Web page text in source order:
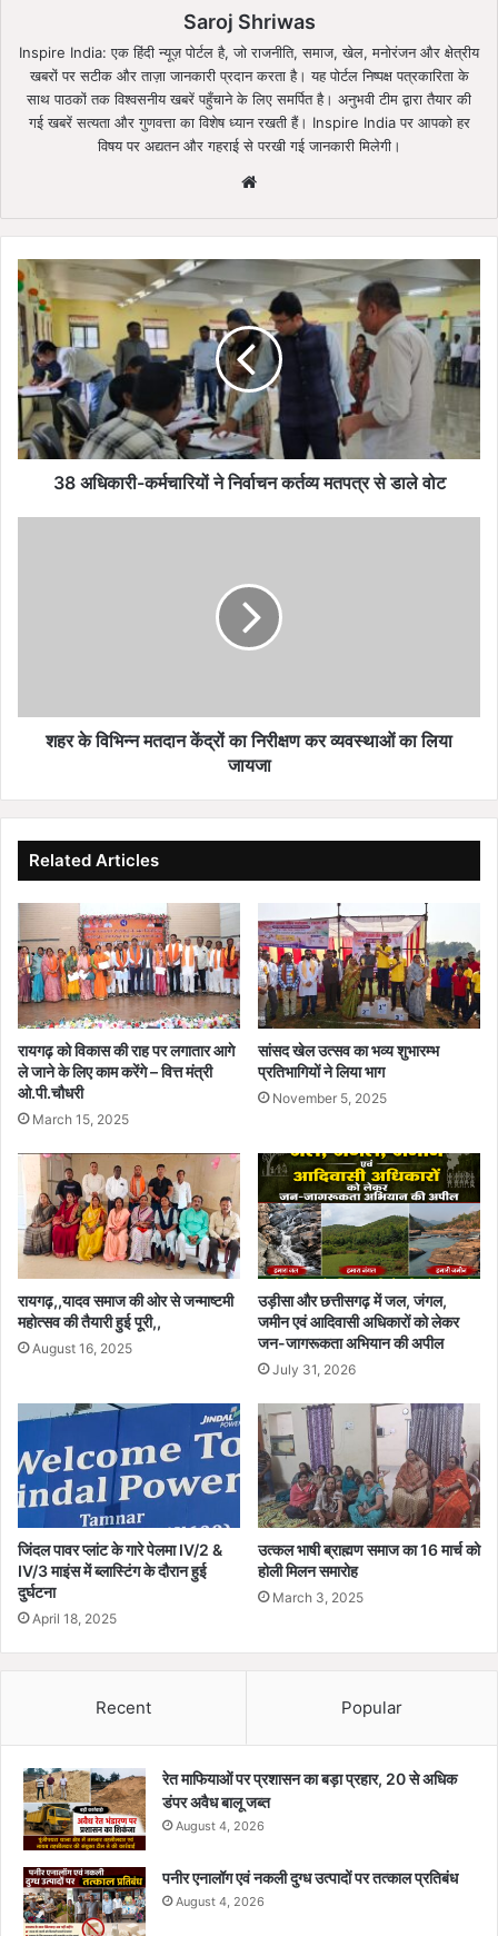
Saroj Shriwas
Inspire India: एक हिंदी न्यूज़ पोर्टल है, जो राजनीति, समाज, खेल, मनोरंजन और क्षेत्रीय
खबरों पर सटीक और ताज़ा जानकारी प्रदान करता है। यह पोर्टल निष्पक्ष पत्रकारिता के
साथ पाठकों तक विश्वसनीय खबरें पहुँचाने के लिए समर्पित है। अनुभवी टीम द्वारा तैयार की
गई खबरें सत्यता और गुणवत्ता का विशेष ध्यान रखती हैं। Inspire India पर आपको हर
विषय पर अद्यतन और गहराई से परखी गई जानकारी मिलेगी।
38
अधिकारी-
कर्मचारियों
ने
निर्वाचन
कर्तव्य
मतपत्र
से
डाले
38 अधिकारी-कर्मचारियों ने निर्वाचन कर्तव्य मतपत्र से डाले वोट
व्यवस्थाओं
शहर के विभिन्न मतदान केंद्रों का निरीक्षण कर व्यवस्थाओं का लिया
जायजा
Related Articles
रायगढ़ को विकास की राह पर लगातार आगे
ले जाने के लिए काम करेंगे – वित्त मंत्री
ओ.पी.चौधरी
March 15, 2025
सांसद खेल उत्सव का भव्य शुभारम्भ
प्रतिभागियों ने लिया भाग
November 5, 2025
रायगढ़,,यादव समाज की ओर से जन्माष्टमी
महोत्सव की तैयारी हुई पूरी,,
August 16, 2025
उड़ीसा और छत्तीसगढ़ में जल, जंगल,
जमीन एवं आदिवासी अधिकारों को लेकर
जन-जागरूकता अभियान की अपील
July 31, 2026
जिंदल पावर प्लांट के गारे पेलमा IV/2 &
IV/3 माइंस में ब्लास्टिंग के दौरान हुई
दुर्घटना
April 18, 2025
उत्कल भाषी ब्राह्मण समाज का 16 मार्च को
होली मिलन समारोह
March 3, 2025
Recent Popular
रेत माफियाओं पर प्रशासन का बड़ा प्रहार, 20 से अधिक
डंपर अवैध बालू जब्त
August 4, 2026
पनीर एनालॉग एवं नकली दुग्ध उत्पादों पर तत्काल प्रतिबंध
August 4, 2026